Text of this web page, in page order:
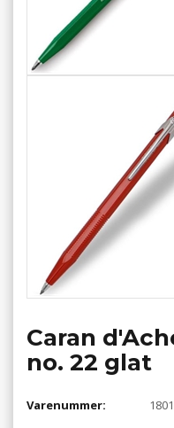
Caran
no. 22 glat
Varenummer: